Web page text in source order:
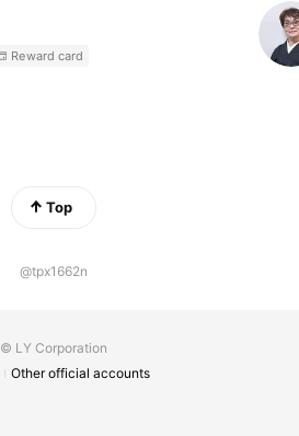
Reward card
Top
@tpx1662n
© LY Corporation
Other official accounts